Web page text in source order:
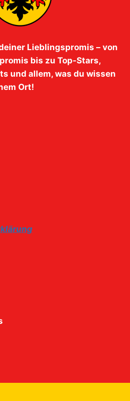
Lieblingspromis – von
bis zu Top-Stars,
und allem, was du wissen
Ort!